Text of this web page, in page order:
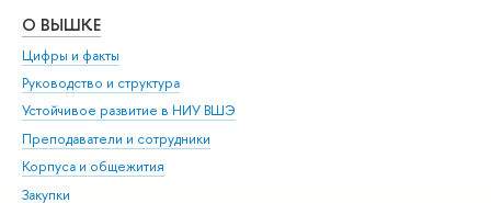
О ВЫШКЕ
Цифры и факты
Руководство и структура
Устойчивое развитие в НИУ ВШЭ
Преподаватели и сотрудники
Корпуса и общежития
Закупки